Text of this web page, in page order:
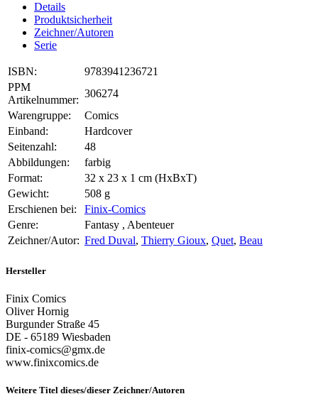
Details
Produktsicherheit
Zeichner/Autoren
Serie
ISBN:
9783941236721
PPM
Artikelnummer:
306274
Warengruppe:
Comics
Einband:
Hardcover
Seitenzahl:
48
Abbildungen:
farbig
Format:
32 x 23 x 1 cm (HxBxT)
Gewicht:
508 g
Erschienen bei:
Finix-Comics
Genre:
Fantasy , Abenteuer
Zeichner/Autor: Fred Duval, Thierry Gioux, Quet, Beau
Hersteller
Finix Comics
Oliver Hornig
Burgunder Straße 45
DE - 65189 Wiesbaden
finix-comics@gmx.de
www.finixcomics.de
Weitere Titel dieses/dieser Zeichner/Autoren